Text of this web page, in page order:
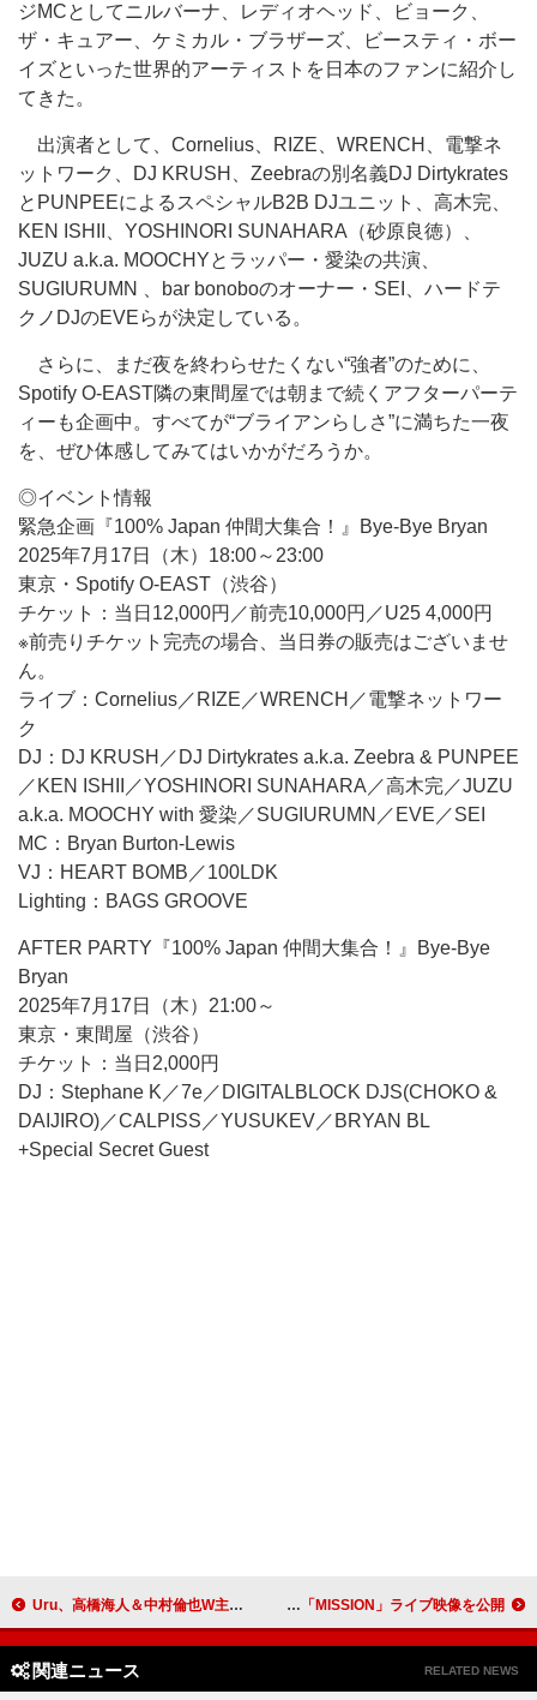
ジMCとしてニルバーナ、レディオヘッド、ビョーク、
ザ・キュアー、ケミカル・ブラザーズ、ビースティ・ボー
イズといった世界的アーティストを日本のファンに紹介し
てきた。
出演者として、Cornelius、RIZE、WRENCH、電撃ネ
ットワーク、DJ KRUSH、Zeebraの別名義DJ Dirtykrates
とPUNPEEによるスペシャルB2B DJユニット、高木完、
KEN ISHII、YOSHINORI SUNAHARA（砂原良徳）、
JUZU a.k.a. MOOCHYとラッパー・愛染の共演、
SUGIURUMN 、bar bonoboのオーナー・SEI、ハードテ
クノDJのEVEらが決定している。
さらに、まだ夜を終わらせたくない“強者”のために、
Spotify O-EAST隣の東間屋では朝まで続くアフターパーテ
ィーも企画中。すべてが“ブライアンらしさ”に満ちた一夜
を、ぜひ体感してみてはいかがだろうか。
◎イベント情報
緊急企画『100% Japan 仲間大集合！』Bye-Bye Bryan
2025年7月17日（木）18:00～23:00
東京・Spotify O-EAST（渋谷）
チケット：当日12,000円／前売10,000円／U25 4,000円
※前売りチケット完売の場合、当日券の販売はございませ
ん。
ライブ：Cornelius／RIZE／WRENCH／電撃ネットワー
ク
DJ：DJ KRUSH／DJ Dirtykrates a.k.a. Zeebra & PUNPEE
／KEN ISHII／YOSHINORI SUNAHARA／高木完／JUZU
a.k.a. MOOCHY with 愛染／SUGIURUMN／EVE／SEI
MC：Bryan Burton-Lewis
VJ：HEART BOMB／100LDK
Lighting：BAGS GROOVE
AFTER PARTY『100% Japan 仲間大集合！』Bye-Bye
Bryan
2025年7月17日（木）21:00～
東京・東間屋（渋谷）
チケット：当日2,000円
DJ：Stephane K／7e／DIGITALBLOCK DJS(CHOKO &
DAIJIRO)／CALPISS／YUSUKEV／BRYAN BL
+Special Secret Guest
Uru、高橋海人＆中村倫也W主演ドラマ『DOPE』主題歌「Never ends」MV公開 SKY-HI、MAZZELが誕生したオーディションのテーマソング「MISSION」ライブ映像を公開
関連ニュース RELATED NEWS